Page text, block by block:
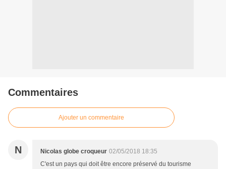
Commentaires
Ajouter un commentaire
N Nicolas globe croqueur 02/05/2018 18:35
C'est un pays qui doit être encore préservé du tourisme